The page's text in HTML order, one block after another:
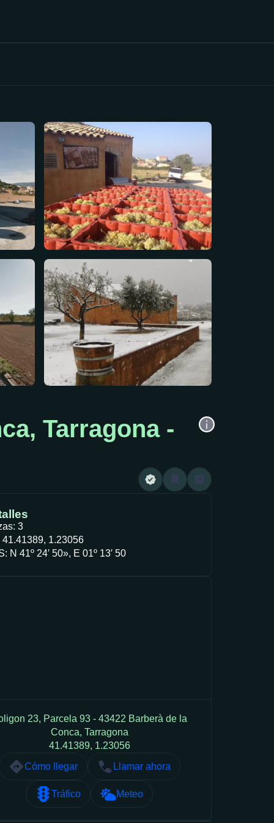
Tarragona -
3
41.41389, 1.23056
N 41º 24′ 50», E 01º 13′ 50
23, Parcela 93 - 43422 Barberà de la
Conca, Tarragona
41.41389, 1.23056
Cómo llegar
Llamar ahora
Tráfico Meteo